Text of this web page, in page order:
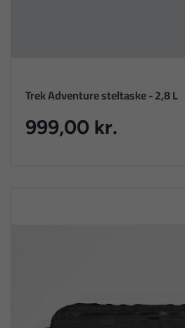
Trek Adventure steltaske - 2,8 L
999,00 kr.